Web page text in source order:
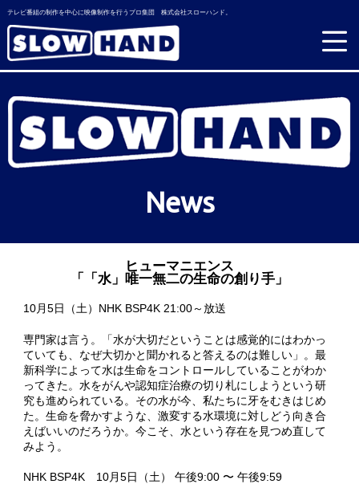
テレビ番組の制作を中心に映像制作を行うプロ集団 株式会社スローハンド。
News
ヒューマニエンス
「「水」唯一無二の生命の創り手」
10月5日（土）NHK BSP4K 21:00～放送
専門家は言う。「水が大切だということは感覚的にはわかっ
ていても、なぜ大切かと聞かれると答えるのは難しい」。最
新科学によって水は生命をコントロールしていることがわか
ってきた。水をがんや認知症治療の切り札にしようという研
究も進められている。その水が今、私たちに牙をむきはじめ
た。生命を脅かすような、激変する水環境に対しどう向き合
えばいいのだろうか。今こそ、水という存在を見つめ直して
みよう。
NHK BSP4K 10月5日（土） 午後9:00 〜 午後9:59